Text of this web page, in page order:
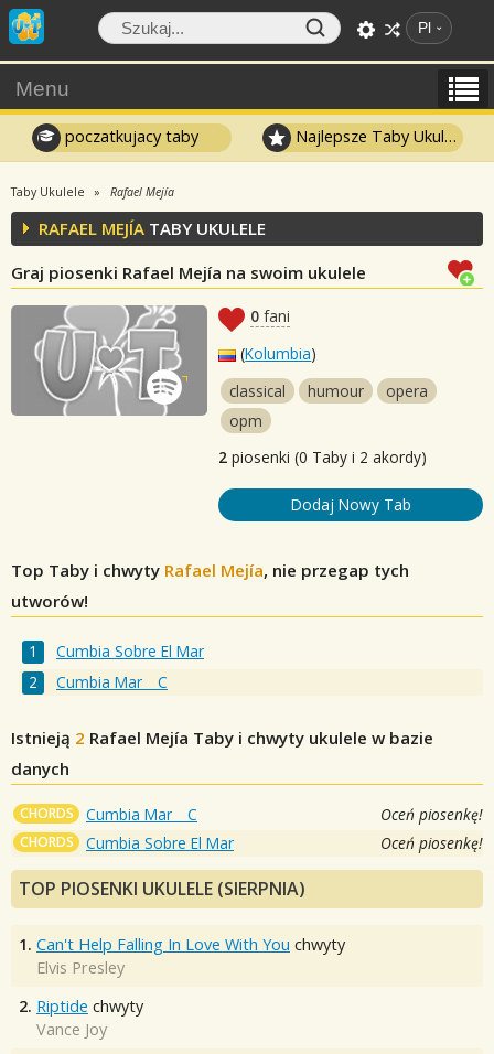
Pl
Menu
poczatkujacy taby Najlepsze Taby Ukulele
Taby Ukulele Rafael Mejía
RAFAEL MEJÍA TABY UKULELE
Graj piosenki Rafael Mejía na swoim ukulele
0 fani
(Kolumbia)
classical
humour
opera
opm
2 piosenki (0 Taby i 2 akordy)
Dodaj Nowy Tab
Top Taby i chwyty Rafael Mejía, nie przegap tych
utworów!
Cumbia Sobre El Mar
Cumbia Mar _ C
Istnieją 2 Rafael Mejía Taby i chwyty ukulele w bazie
danych
CHORDS Cumbia Mar _ C Oceń piosenkę!
CHORDS Cumbia Sobre El Mar Oceń piosenkę!
TOP PIOSENKI UKULELE (SIERPNIA)
1. Can't Help Falling In Love With You chwyty
Elvis Presley
2. Riptide chwyty
Vance Joy